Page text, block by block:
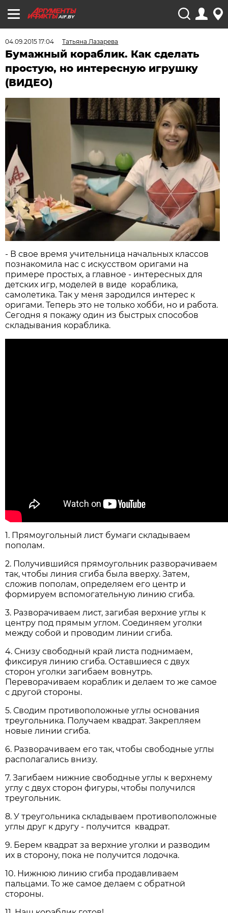
AIF.BY
04.09.2015 17:04 Татьяна Лазарева
Бумажный кораблик. Как сделать
простую, но интересную игрушку
(ВИДЕО)
- В свое время учительница начальных классов
познакомила нас с искусством оригами на
примере простых, а главное - интересных для
детских игр, моделей в виде кораблика,
самолетика. Так у меня зародился интерес к
оригами. Теперь это не только хобби, но и работа.
Сегодня я покажу один из быстрых способов
складывания кораблика.
1. Прямоугольный лист бумаги складываем
пополам.
2. Получившийся прямоугольник разворачиваем
так, чтобы линия сгиба была вверху. Затем,
сложив пополам, определяем его центр и
формируем вспомогательную линию сгиба.
3. Разворачиваем лист, загибая верхние углы к
центру под прямым углом. Соединяем уголки
между собой и проводим линии сгиба.
4. Снизу свободный край листа поднимаем,
фиксируя линию сгиба. Оставшиеся с двух
сторон уголки загибаем вовнутрь.
Переворачиваем кораблик и делаем то же самое
с другой стороны.
5. Сводим противоположные углы основания
треугольника. Получаем квадрат. Закрепляем
новые линии сгиба.
6. Разворачиваем его так, чтобы свободные углы
располагались внизу.
7. Загибаем нижние свободные углы к верхнему
углу с двух сторон фигуры, чтобы получился
треугольник.
8. У треугольника складываем противоположные
углы друг к другу - получится квадрат.
9. Берем квадрат за верхние уголки и разводим
их в сторону, пока не получится лодочка.
10. Нижнюю линию сгиба продавливаем
пальцами. То же самое делаем с обратной
стороны.